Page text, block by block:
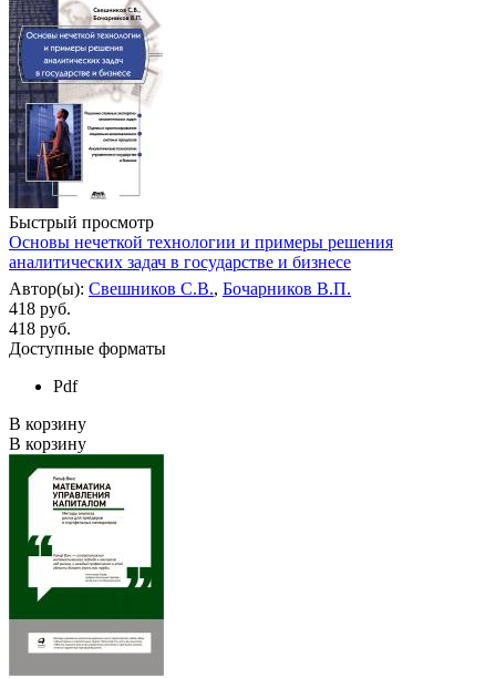
Быстрый просмотр
Основы нечеткой технологии и примеры решения
аналитических задач в государстве и бизнесе
Автор(ы): Свешников С.В., Бочарников В.П.
418 руб.
418 руб.
Доступные форматы
Pdf
В корзину
В корзину